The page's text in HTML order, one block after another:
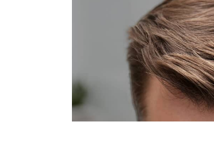
Nemlendirici, mikrop kırıcı
belirtilen şekilde kullanılması
şekilde kabuklanmaya
kendi haline bırakıldığında
köklerin ekim açısının
oluşturuyor. İşte Esteworld’ün
kabuklanmayı kontrol altına